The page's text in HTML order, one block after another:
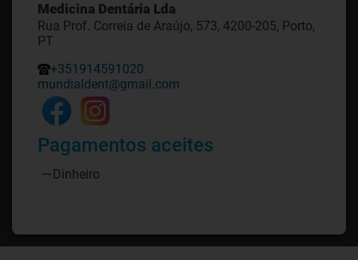
Medicina Dentária Lda
Rua Prof. Correia de Araújo, 573, 4200-205, Porto,
PT
+351914591020
mundialdent@gmail.com
Pagamentos aceites
Dinheiro